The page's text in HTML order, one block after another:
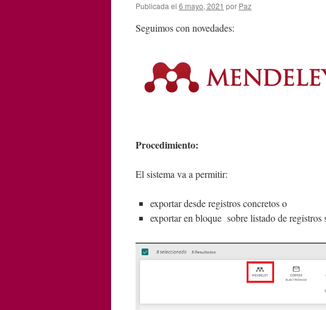
Publicada el 6 mayo, 2021 por Paz
Seguimos con novedades:
Procedimiento:
El sistema va a permitir:
exportar desde registros concretos o
exportar en bloque sobre listado de registros